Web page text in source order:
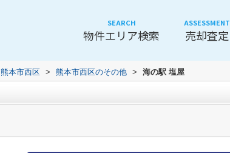
SEARCH
物件エリア検索
ASSESSMENT
売却査定
熊本市西区 > 熊本市西区のその他 > 海の駅 塩屋